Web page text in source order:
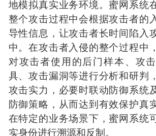
地模拟真实业务环境。蜜网系统
整个攻击过程中会根据攻击者的
导性信息，让攻击者长时间陷入
中。在攻击者入侵的整个过程中
对攻击者使用的后门样本、攻
具、攻击漏洞等进行分析和研判
攻击实力，必要时联动防御系统
防御策略，从而达到有效保护真
在特定的业务场景下，蜜网系统
实身份进行溯源和反制。